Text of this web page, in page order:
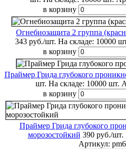
в корзину
Огнебиозащита 2 группа
343 руб./шт. На складе: 10000
в корзину
Праймер Грида глубокого
шт. На складе: 10000 шт.
в корзину
Праймер Грида глубокого
морозостойкий 390 руб./шт.
Артикул: